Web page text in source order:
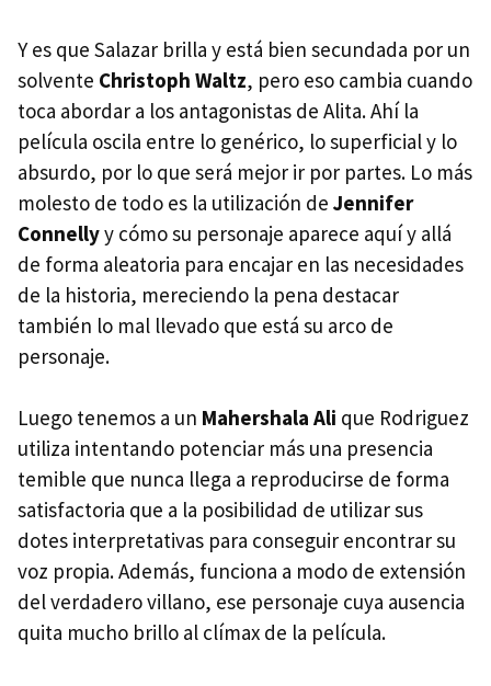
Y es que Salazar brilla y está bien secundada por un
solvente Christoph Waltz, pero eso cambia cuando
toca abordar a los antagonistas de Alita. Ahí la
película oscila entre lo genérico, lo superficial y lo
absurdo, por lo que será mejor ir por partes. Lo más
molesto de todo es la utilización de Jennifer
Connellyy cómo su personaje aparece aquí y allá
de forma aleatoria para encajar en las necesidades
de la historia, mereciendo la pena destacar
también lo mal llevado que está su arco de
personaje.
Luego tenemos a un Mahershala Ali que Rodriguez
utiliza intentando potenciar más una presencia
temible que nunca llega a reproducirse de forma
satisfactoria que a la posibilidad de utilizar sus
dotes interpretativas para conseguir encontrar su
voz propia. Además, funciona a modo de extensión
del verdadero villano, ese personaje cuya ausencia
quita mucho brillo al clímax de la película.